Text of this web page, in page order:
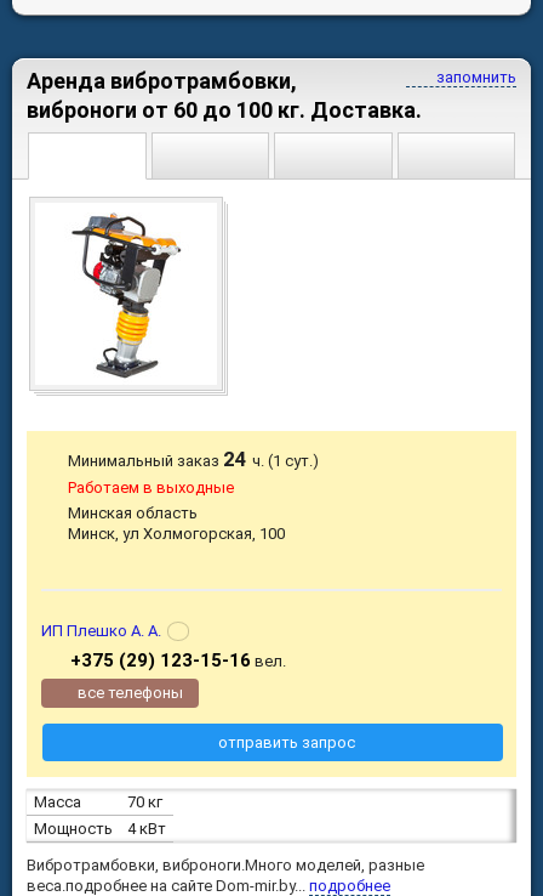
запомнить
Аренда вибротрамбовки,
виброноги от 60 до 100 кг. Доставка.
Масса
70 кг
Мощность
4 кВт
Вибротрамбовки, виброноги.Много моделей, разные
веса.подробнее на сайте Dom-mir.by... подробнее
Минимальный заказ 24ч. (1 сут.)
Работаем в выходные
Минская область
Минск, ул Холмогорская, 100
ИП Плешко А. А.
+375 (29) 123-15-16 вел.
все телефоны
отправить запрос